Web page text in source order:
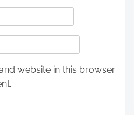
website in this browser